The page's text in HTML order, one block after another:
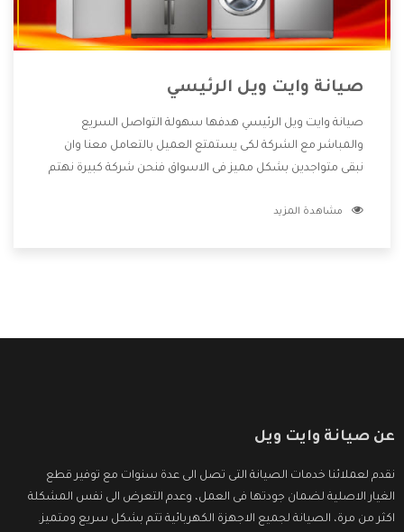
صيانة وايت ويل الرئيسي
صيانة وايت ويل الرئيسي هدفها سهولة التواصل السريع
والمباشر مع الشركة لكى يستمتع العميل بالتعامل معنا وان
نبقى متواجدين بشكل مميز فى الاسواق فنحن شركة كبيرة نهتم
الشركة بها والتى تكون منها خدمة الصيانة التى تكون من أهم
مشاهدة المزيد
عن صيانة وايت ويل
نقدم لعملائنا خدمات الصيانة التى تصل الى عدة سنوات مع توفير قطع
الغيار الاصلية لضمان جودتها فى العمل، وعدم التعرض الى نفس المشكلة
اكثر من مرة، الصيانة لجميع الاجهزة الكهربائية تتم بشكل سريع ومتميز.